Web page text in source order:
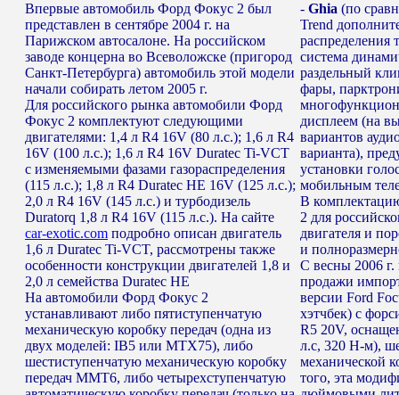
Впервые автомобиль Форд Фокус 2 был
представлен в сентябре 2004 г. на
Парижском автосалоне. На российском
заводе концерна во Всеволожске (пригород
Санкт-Петербурга) автомобиль этой модели
начали собирать летом 2005 г.
Для российского рынка автомобили Форд
Фокус 2 комплектуют следующими
двигателями: 1,4 л R4 16V (80 л.с.); 1,6 л R4
16V (100 л.с.); 1,6 л R4 16V Duratec Ti-VCT
с изменяемыми фазами газораспределения
(115 л.с.); 1,8 л R4 Duratec НЕ 16V (125 л.с.);
2,0 л R4 16V (145 л.с.) и турбодизель
Duratorq 1,8 л R4 16V (115 л.с.). На сайте
car-exotic.com подробно описан двигатель
1,6 л Duratec Ti-VCT, рассмотрены также
особенности конструкции двигателей 1,8 и
2,0 л семейства Duratec HE
На автомобили Форд Фокус 2
устанавливают либо пятиступенчатую
механическую коробку передач (одна из
двух моделей: IB5 или МТХ75), либо
шестиступенчатую механическую коробку
передач ММТ6, либо четырехступенчатую
- Ghia (по
Trend
система
раздельный
фары,
дисплеем (на
вариантов
варианта),
установки
мобильным
В
2 для
двигателя и
и
С весны 2006 г.
продажи
версии Ford
хэтчбек) с
R5 20V,
л.с, 320 Н-м),
механической
того, эта